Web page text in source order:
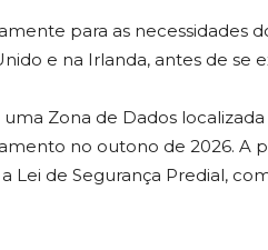
para as necessidades
e na Irlanda, antes de se
Zona de Dados
no outono de 2026. A
Lei de Segurança Predial,